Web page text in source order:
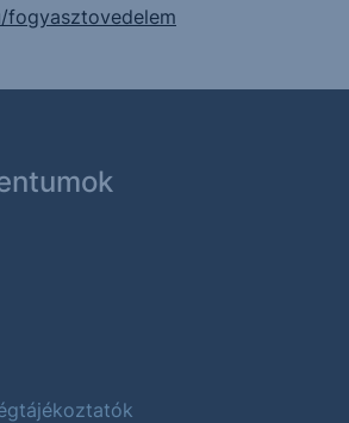
fogyasztovedelem